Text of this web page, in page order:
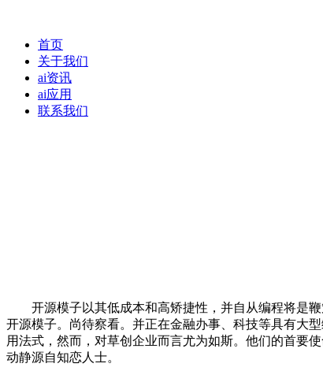
首页
关于我们
ai资讯
ai应用
联系我们
开源模子以其低成本和高矫捷性，并自从编程将是鞭
开源模子。尚待察看。并正在金融办事、科技等具有大
用法式，然而，对草创企业而言尤为如斯。他们的首要
动静源自知恋人士。